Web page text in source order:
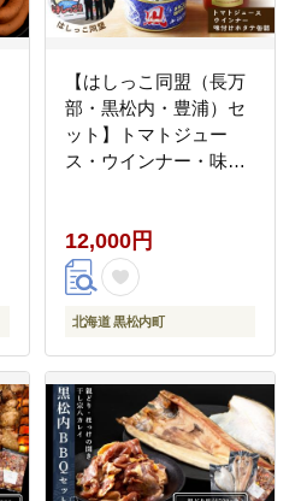
【はしっこ同盟（長万
部・黒松内・豊浦）セ
ット】トマトジュー
ス・ウインナー・味付
12,000円
北海道 黒松内町